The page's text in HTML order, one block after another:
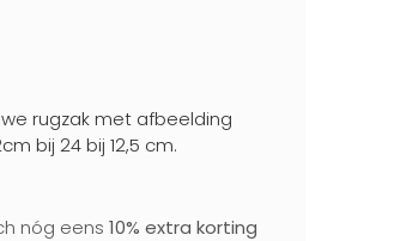
rugzak met afbeelding
bij 24 bij 12,5 cm.
nóg eens 10% extra korting